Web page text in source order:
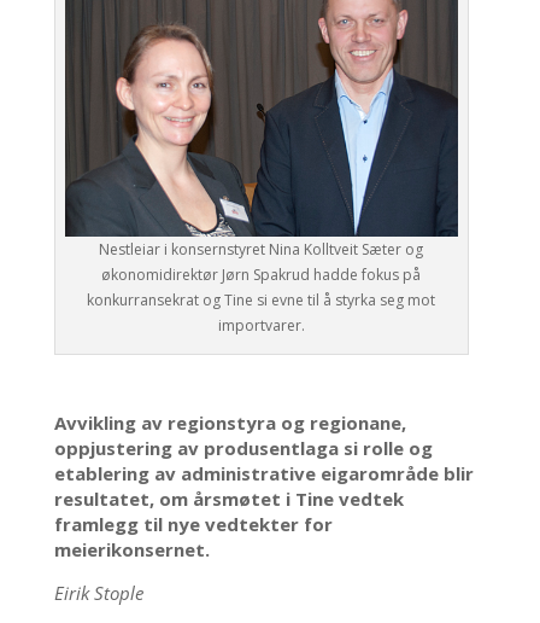
Nestleiar i konsernstyret Nina Kolltveit Sæter og
økonomidirektør Jørn Spakrud hadde fokus på
konkurransekrat og Tine si evne til å styrka seg mot
importvarer.
Avvikling av regionstyra og regionane,
oppjustering av produsentlaga si rolle og
etablering av administrative eigarområde blir
resultatet, om årsmøtet i Tine vedtek
framlegg til nye vedtekter for
meierikonsernet.
Eirik Stople